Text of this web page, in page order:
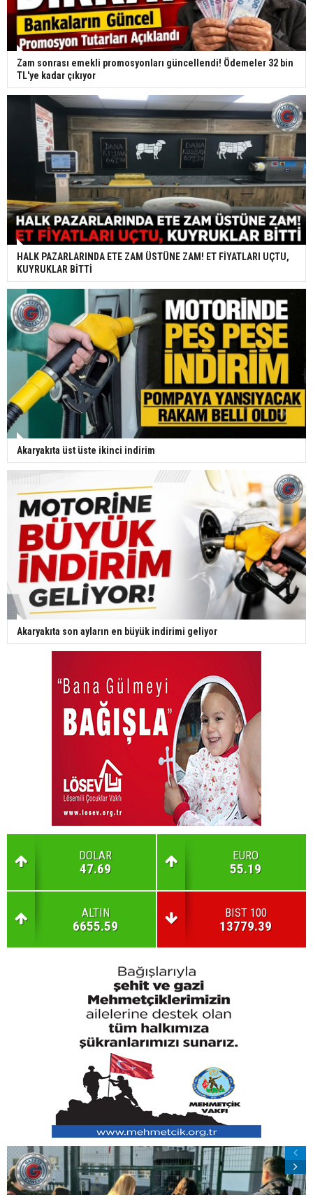
Zam sonrası emekli promosyonları güncellendi! Ödemeler 32 bin
TL'ye kadar çıkıyor
HALK PAZARLARINDA ETE ZAM ÜSTÜNE ZAM! ET FİYATLARI UÇTU,
KUYRUKLAR BİTTİ
Akaryakıta üst üste ikinci indirim
Akaryakıta son ayların en büyük indirimi geliyor
DOLAR
47.69
EURO
55.19
ALTIN
6655.59
BIST 100
13779.39